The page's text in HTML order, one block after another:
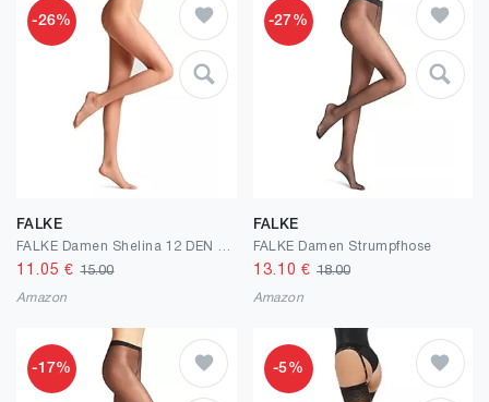
-26%
FALKE
11.05 €15.00
Amazon
-27%
FALKE
FALKE Damen Strumpfhose
13.10 € 18.00
Amazon
-17% -5%